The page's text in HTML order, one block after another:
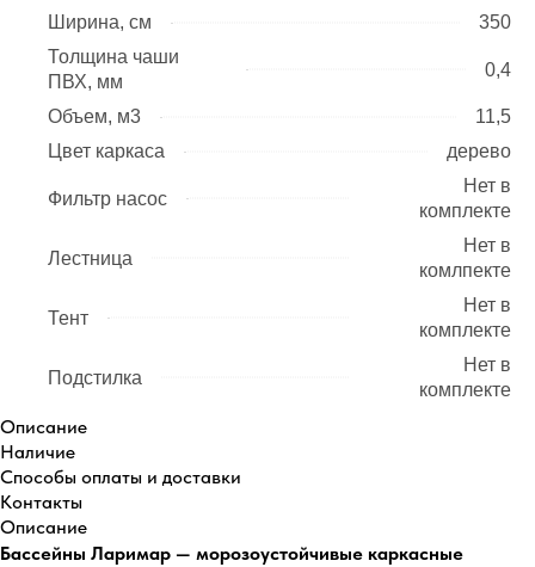
Ширина, см
350
Толщина чаши
ПВХ, мм
0,4
Объем, м3
11,5
Цвет каркаса
дерево
Фильтр насос
Нет в
комплекте
Лестница
Нет в
комлпекте
Тент
Нет в
комплекте
Подстилка
Нет в
комплекте
Описание
Наличие
Способы оплаты и доставки
Контакты
Описание
Бассейны Ларимар — морозоустойчивые каркасные